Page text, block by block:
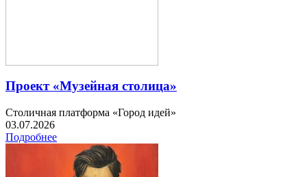
Проект «Музейная столица»
Столичная платформа «Город идей»
03.07.2026
Подробнее